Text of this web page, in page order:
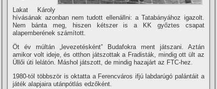
Lakat Károly
hí­vásának azonban nem tudott ellenállni: a Tatabányához igazolt.
Nem bánta meg, hiszen kétszer is a KK győztes csapat
alapemberének számí­tott.
Öt év múltán „levezetésként” Budafokra ment játszani. Aztán
amikor volt ideje, és otthon játszottak a Fradisták, mindig ott ült az
Üllői úti lelátón. Máshol játszott, de mindig hazajárt az FTC-hez.
1980-tól többször is oktatta a Ferencváros ifjú labdarúgó palántáit a
játék alapjaira utánpótlás edzőként.